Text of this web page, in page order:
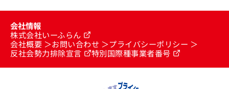
会社情報
株式会社いーふらん
会社概要
お問い合わせ
プライバシーポリシー
反社会勢力排除宣言
特別国際種事業者番号